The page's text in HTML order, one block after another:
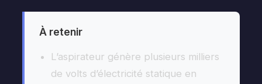
À retenir
L’aspirateur génère plusieurs milliers
de volts d’électricité statique en